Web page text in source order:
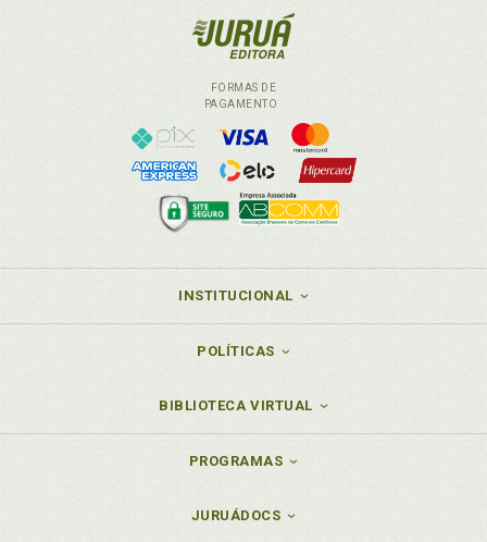
FORMAS DE
PAGAMENTO
INSTITUCIONAL
POLÍTICAS
BIBLIOTECA VIRTUAL
PROGRAMAS
JURUÁDOCS